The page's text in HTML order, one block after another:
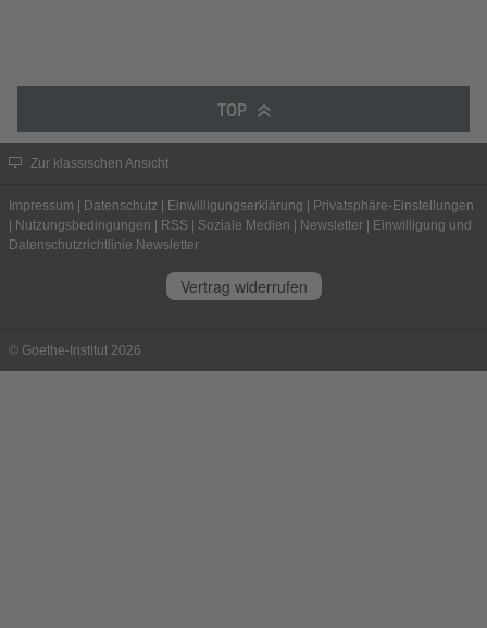
TOP
Zur klassischen Ansicht
Impressum Datenschutz Einwilligungserklärung
Privatsphäre-Einstellungen
Nutzungsbedingungen RSS Soziale Medien Newsletter
Einwilligung und
Datenschutzrichtlinie Newsletter
Vertrag widerrufen
© Goethe-Institut 2026